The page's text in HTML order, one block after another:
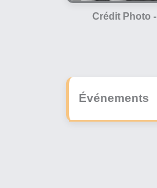
Crédit Photo -
Événements